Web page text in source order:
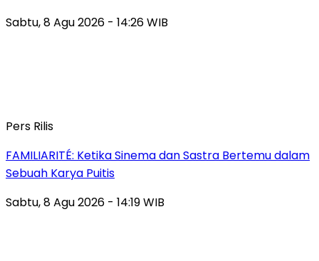
Sabtu, 8 Agu 2026 - 14:26 WIB
Pers Rilis
FAMILIARITÉ: Ketika Sinema dan Sastra Bertemu dalam
Sebuah Karya Puitis
Sabtu, 8 Agu 2026 - 14:19 WIB